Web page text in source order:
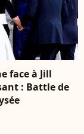
face à Jill
: Battle de